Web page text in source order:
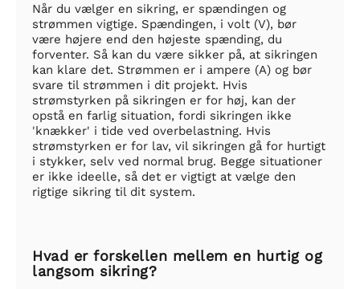
Når du vælger en sikring, er spændingen og
strømmen vigtige. Spændingen, i volt (V), bør
være højere end den højeste spænding, du
forventer. Så kan du være sikker på, at sikringen
kan klare det. Strømmen er i ampere (A) og bør
svare til strømmen i dit projekt. Hvis
strømstyrken på sikringen er for høj, kan der
opstå en farlig situation, fordi sikringen ikke
'knækker' i tide ved overbelastning. Hvis
strømstyrken er for lav, vil sikringen gå for hurtigt
i stykker, selv ved normal brug. Begge situationer
er ikke ideelle, så det er vigtigt at vælge den
rigtige sikring til dit system.
Hvad er forskellen mellem en hurtig og
langsom sikring?